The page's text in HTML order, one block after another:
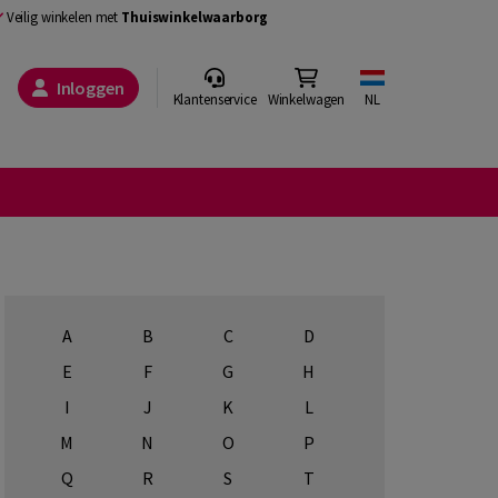
Veilig winkelen met Thuiswinkelwaarborg
Inloggen Klantenservice Winkelwagen NL
A B C
D
E
F G
H
I
J K
L
M
N O
P
Q
R S
T